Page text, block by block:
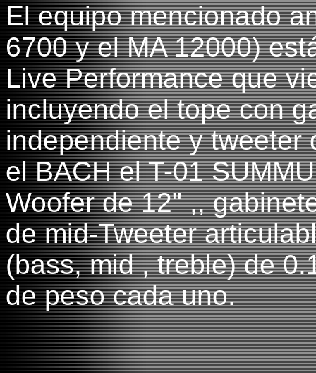
El equipo mencionado
6700 y el MA 12000)
Live Performance que
incluyendo el tope con
independiente y
el BACH el T-01
Woofer de 12" ,,
de mid-Tweeter
(bass, mid , treble) de
de peso cada uno.